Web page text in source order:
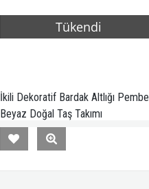
Tükendi
İkili Dekoratif Bardak Altlığı Pembe
Beyaz Doğal Taş Takımı